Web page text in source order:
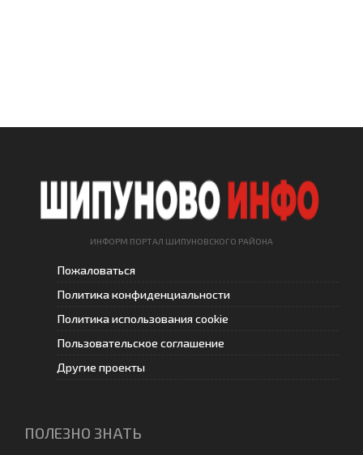
ИНФОРМ ПОРТАЛ ШИПУНОВСКОГО РАЙОНА
Пожаловаться
Политика конфиденциальности
Политика использования cookie
Пользовательское соглашение
Другие проекты
ПОЛЕЗНО ЗНАТЬ